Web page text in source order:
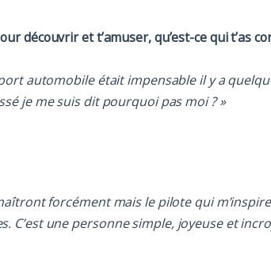
découvrir et t’amuser, qu’est-ce qui t’as
automobile était impensable il y a
je me suis dit pourquoi pas moi ? »
forcément mais le pilote qui
C’est une personne simple, joyeuse et